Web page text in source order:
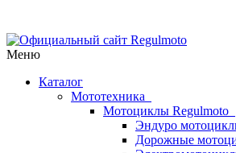
Меню
Каталог
Мототехника
Мотоциклы Regulmoto
Эндуро
Дорожные